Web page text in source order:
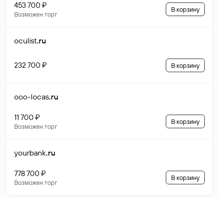
453 700 ₽
Возможен торг
В корзину
oculist.ru
232 700 ₽ В корзину
ooo-locas.ru
11 700 ₽
Возможен торг
В корзину
yourbank.ru
778 700 ₽
Возможен торг
В корзину